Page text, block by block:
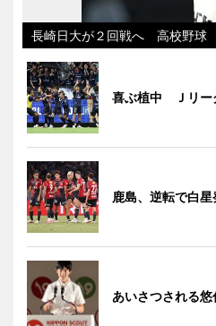
長崎日大が２回戦へ 高校野球
喜ぶ植中 Ｊリー
鹿島、逆転で白
あいさつされる悠